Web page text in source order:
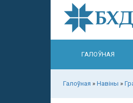
ГАЛОЎНАЯ
Галоўная » Навіны »